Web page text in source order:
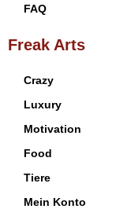
FAQ
Freak Arts
Crazy
Luxury
Motivation
Food
Tiere
Mein Konto